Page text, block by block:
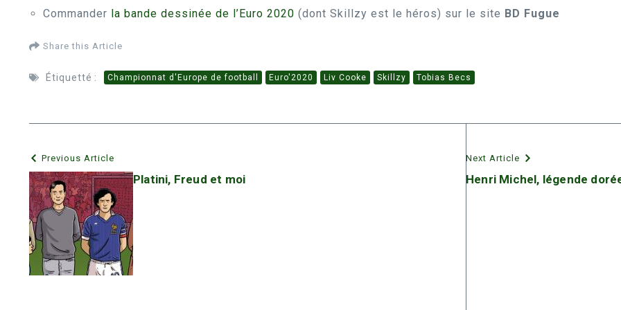
Commander la bande dessinée de l’Euro 2020 (dont Skillzy est le héros) sur le site BD Fugue
Share this Article
Étiquetté : Championnat d'Europe de football Euro'2020 Liv Cooke Skillzy Tobias Becs
Previous Article
Platini, Freud et moi
Next Article
Henri Michel, légende